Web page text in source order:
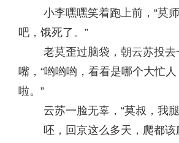
小李嘿嘿笑着跑上前，“莫师
吧，饿死了。”
老莫歪过脑袋，朝云苏投去
嘴，“哟哟哟，看看是哪个大忙
啦。”
云苏一脸无辜，“莫叔，我腿
呸，回京这么多天，爬都该